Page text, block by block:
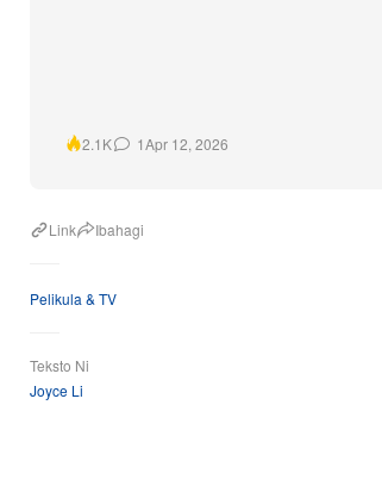
2.1K 1Apr 12, 2026
Link Ibahagi
Pelikula & TV
Teksto Ni
Joyce Li